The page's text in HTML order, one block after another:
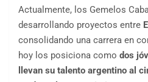
Actualmente, los Gemelos
desarrollando proyectos entre
consolidando una carrera en
hoy los posiciona como dos
llevan su talento argentino al